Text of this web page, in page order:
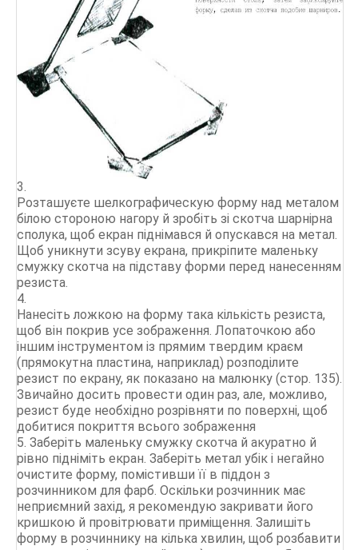
3.
Розташуєте шелкографическую форму над металом
білою стороною нагору й зробіть зі скотча шарнірна
сполука, щоб екран піднімався й опускався на метал.
Щоб уникнути зсуву екрана, прикріпите маленьку
смужку скотча на підставу форми перед нанесенням
резиста.
4.
Нанесіть ложкою на форму така кількість резиста,
щоб він покрив усе зображення. Лопаточкою або
іншим інструментом із прямим твердим краєм
(прямокутна пластина, наприклад) розподілите
резист по екрану, як показано на малюнку (стор. 135).
Звичайно досить провести один раз, але, можливо,
резист буде необхідно розрівняти по поверхні, щоб
добитися покриття всього зображення
5. Заберіть маленьку смужку скотча й акуратно й
рівно підніміть екран. Заберіть метал убік і негайно
очистите форму, помістивши її в піддон з
розчинником для фарб. Оскільки розчинник має
неприємний захід, я рекомендую закривати його
кришкою й провітрювати приміщення. Залишіть
форму в розчиннику на кілька хвилин, щоб розбавити